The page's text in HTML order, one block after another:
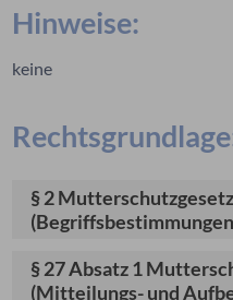
Hinweise:
keine
§ 2
§ 27 Absatz 1
(Mitteilungs- und